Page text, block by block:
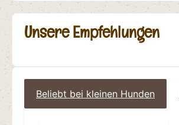
Unsere Empfehlungen
Beliebt bei kleinen Hunden